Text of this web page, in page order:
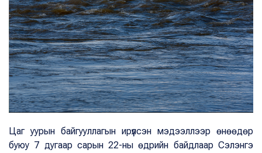
Цаг уурын байгууллагын ирүүлсэн мэдээллээр өнөөдөр
буюу 7 дугаар сарын 22-ны өдрийн байдлаар Сэлэнгэ